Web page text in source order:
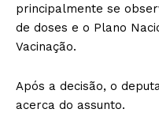
principalmente se
de doses e o Plano
Vacinação.
Após a decisão, o
acerca do assunto.